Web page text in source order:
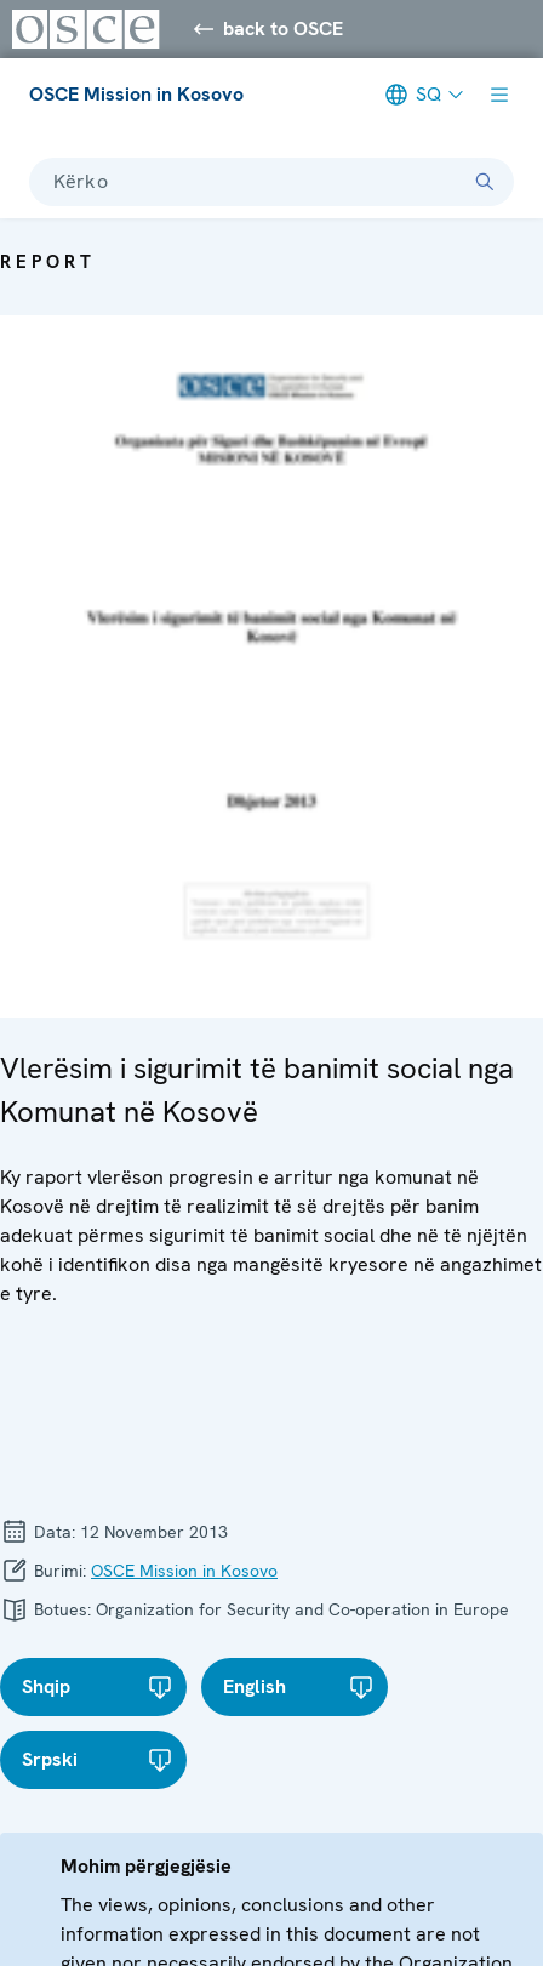
back to OSCE
OSCE Mission in Kosovo SQ
Kërko
REPORT
Vlerësim i sigurimit të banimit social nga
Komunat në Kosovë
Ky raport vlerëson progresin e arritur nga komunat në
Kosovë në drejtim të realizimit të së drejtës për banim
adekuat përmes sigurimit të banimit social dhe në të njëjtën
kohë i identifikon disa nga mangësitë kryesore në angazhimet
e tyre.
Data: 12 November 2013
Burimi: OSCE Mission in Kosovo
Botues: Organization for Security and Co-operation in Europe
Shqip English
Srpski
Mohim përgjegjësie
The views, opinions, conclusions and other
information expressed in this document are not